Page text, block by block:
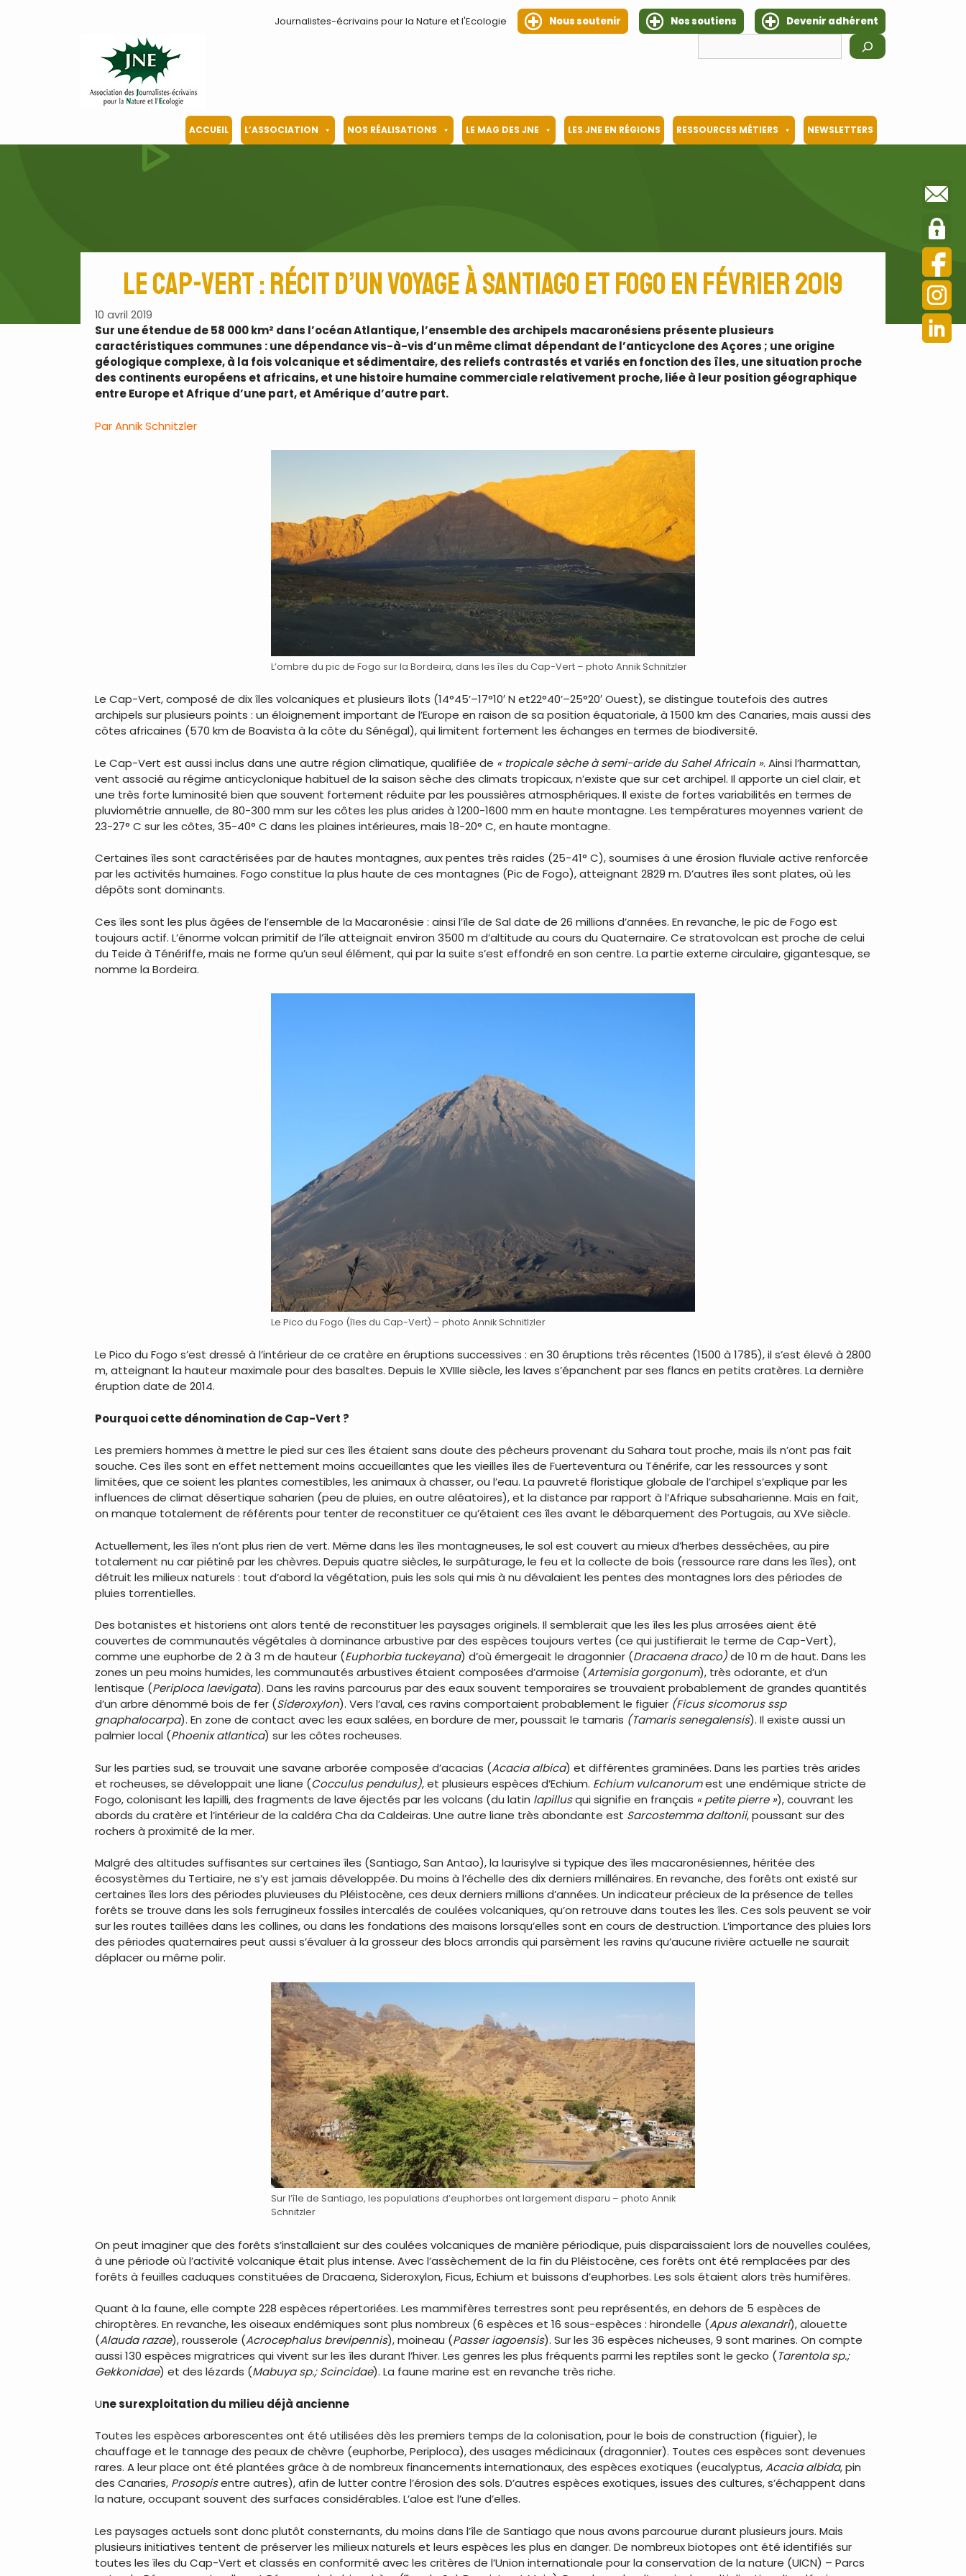
Journalistes-écrivains pour la Nature et l'Ecologie Nous soutenir Nos soutiens
Devenir adhérent
ACCUEIL L’ASSOCIATION NOS RÉALISATIONS LE MAG DES JNE LES JNE EN RÉGIONS RESSOURCES MÉTIERS NEWSLETTERS
Le Cap-Vert : récit d’un voyage à Santiago et Fogo en février 2019
10 avril 2019
Sur une étendue de 58 000 km² dans l’océan Atlantique, l’ensemble des archipels macaronésiens présente plusieurs
caractéristiques communes : une dépendance vis-à-vis d’un même climat dépendant de l’anticyclone des Açores ; une origine
géologique complexe, à la fois volcanique et sédimentaire, des reliefs contrastés et variés en fonction des îles, une situation proche
des continents européens et africains, et une histoire humaine commerciale relativement proche, liée à leur position géographique
entre Europe et Afrique d’une part, et Amérique d’autre part.
Par Annik Schnitzler
L’ombre du pic de Fogo sur la Bordeira, dans les îles du Cap-Vert – photo Annik Schnitzler
Le Cap-Vert, composé de dix îles volcaniques et plusieurs îlots (14°45’–17°10′ N et22°40’–25°20′ Ouest), se distingue toutefois des autres
archipels sur plusieurs points : un éloignement important de l’Europe en raison de sa position équatoriale, à 1500 km des Canaries, mais aussi des
côtes africaines (570 km de Boavista à la côte du Sénégal), qui limitent fortement les échanges en termes de biodiversité.
Le Cap-Vert est aussi inclus dans une autre région climatique, qualifiée de « tropicale sèche à semi-aride du Sahel Africain ». Ainsi l’harmattan,
vent associé au régime anticyclonique habituel de la saison sèche des climats tropicaux, n’existe que sur cet archipel. Il apporte un ciel clair, et
une très forte luminosité bien que souvent fortement réduite par les poussières atmosphériques. Il existe de fortes variabilités en termes de
pluviométrie annuelle, de 80-300 mm sur les côtes les plus arides à 1200-1600 mm en haute montagne. Les températures moyennes varient de
23-27° C sur les côtes, 35-40° C dans les plaines intérieures, mais 18-20° C, en haute montagne.
Certaines îles sont caractérisées par de hautes montagnes, aux pentes très raides (25-41° C), soumises à une érosion fluviale active renforcée
par les activités humaines. Fogo constitue la plus haute de ces montagnes (Pic de Fogo), atteignant 2829 m. D’autres îles sont plates, où les
dépôts sont dominants.
Ces îles sont les plus âgées de l’ensemble de la Macaronésie : ainsi l’île de Sal date de 26 millions d’années. En revanche, le pic de Fogo est
toujours actif. L’énorme volcan primitif de l’île atteignait environ 3500 m d’altitude au cours du Quaternaire. Ce stratovolcan est proche de celui
du Teide à Ténériffe, mais ne forme qu’un seul élément, qui par la suite s’est effondré en son centre. La partie externe circulaire, gigantesque, se
nomme la Bordeira.
Le Pico du Fogo (îles du Cap-Vert) – photo Annik Schnitlzler
Le Pico du Fogo s’est dressé à l’intérieur de ce cratère en éruptions successives : en 30 éruptions très récentes (1500 à 1785), il s’est élevé à 2800
m, atteignant la hauteur maximale pour des basaltes. Depuis le XVIIIe siècle, les laves s’épanchent par ses flancs en petits cratères. La dernière
éruption date de 2014.
Pourquoi cette dénomination de Cap-Vert ?
Les premiers hommes à mettre le pied sur ces îles étaient sans doute des pêcheurs provenant du Sahara tout proche, mais ils n’ont pas fait
souche. Ces îles sont en effet nettement moins accueillantes que les vieilles îles de Fuerteventura ou Ténérife, car les ressources y sont
limitées, que ce soient les plantes comestibles, les animaux à chasser, ou l’eau. La pauvreté floristique globale de l’archipel s’explique par les
influences de climat désertique saharien (peu de pluies, en outre aléatoires), et la distance par rapport à l’Afrique subsaharienne. Mais en fait,
on manque totalement de référents pour tenter de reconstituer ce qu’étaient ces îles avant le débarquement des Portugais, au XVe siècle.
Actuellement, les îles n’ont plus rien de vert. Même dans les îles montagneuses, le sol est couvert au mieux d’herbes desséchées, au pire
totalement nu car piétiné par les chèvres. Depuis quatre siècles, le surpâturage, le feu et la collecte de bois (ressource rare dans les îles), ont
détruit les milieux naturels : tout d’abord la végétation, puis les sols qui mis à nu dévalaient les pentes des montagnes lors des périodes de
pluies torrentielles.
Des botanistes et historiens ont alors tenté de reconstituer les paysages originels. Il semblerait que les îles les plus arrosées aient été
couvertes de communautés végétales à dominance arbustive par des espèces toujours vertes (ce qui justifierait le terme de Cap-Vert),
comme une euphorbe de 2 à 3 m de hauteur (Euphorbia tuckeyana) d’où émergeait le dragonnier (Dracaena draco)de 10 m de haut. Dans les
zones un peu moins humides, les communautés arbustives étaient composées d’armoise (Artemisia gorgonum), très odorante, et d’un
lentisque (Periploca laevigata). Dans les ravins parcourus par des eaux souvent temporaires se trouvaient probablement de grandes quantités
d’un arbre dénommé bois de fer (Sideroxylon). Vers l’aval, ces ravins comportaient probablement le figuier (Ficus sicomorus ssp
gnaphalocarpa). En zone de contact avec les eaux salées, en bordure de mer, poussait le tamaris (Tamaris senegalensis). Il existe aussi un
palmier local (Phoenix atlantica) sur les côtes rocheuses.
Sur les parties sud, se trouvait une savane arborée composée d’acacias (Acacia albica) et différentes graminées. Dans les parties très arides
et rocheuses, se développait une liane (Cocculus pendulus), et plusieurs espèces d’Echium. Echium vulcanorumest une endémique stricte de
Fogo, colonisant les lapilli, des fragments de lave éjectés par les volcans (du latin lapillusqui signifie en français « petite pierre »), couvrant les
abords du cratère et l’intérieur de la caldéra Cha da Caldeiras. Une autre liane très abondante est Sarcostemma daltonii, poussant sur des
rochers à proximité de la mer.
Malgré des altitudes suffisantes sur certaines îles (Santiago, San Antao), la laurisylve si typique des îles macaronésiennes, héritée des
écosystèmes du Tertiaire, ne s’y est jamais développée. Du moins à l’échelle des dix derniers millénaires. En revanche, des forêts ont existé sur
certaines îles lors des périodes pluvieuses du Pléistocène, ces deux derniers millions d’années. Un indicateur précieux de la présence de telles
forêts se trouve dans les sols ferrugineux fossiles intercalés de coulées volcaniques, qu’on retrouve dans toutes les îles. Ces sols peuvent se voir
sur les routes taillées dans les collines, ou dans les fondations des maisons lorsqu’elles sont en cours de destruction. L’importance des pluies lors
des périodes quaternaires peut aussi s’évaluer à la grosseur des blocs arrondis qui parsèment les ravins qu’aucune rivière actuelle ne saurait
déplacer ou même polir.
Sur l’île de Santiago, les populations d’euphorbes ont largement disparu – photo Annik
Schnitzler
On peut imaginer que des forêts s’installaient sur des coulées volcaniques de manière périodique, puis disparaissaient lors de nouvelles coulées,
à une période où l’activité volcanique était plus intense. Avec l’assèchement de la fin du Pléistocène, ces forêts ont été remplacées par des
forêts à feuilles caduques constituées de Dracaena, Sideroxylon, Ficus, Echium et buissons d’euphorbes. Les sols étaient alors très humifères.
Quant à la faune, elle compte 228 espèces répertoriées. Les mammifères terrestres sont peu représentés, en dehors de 5 espèces de
chiroptères. En revanche, les oiseaux endémiques sont plus nombreux (6 espèces et 16 sous-espèces : hirondelle (Apus alexandri), alouette
(Alauda razae), rousserole (Acrocephalus brevipennis), moineau (Passer iagoensis). Sur les 36 espèces nicheuses, 9 sont marines. On compte
aussi 130 espèces migratrices qui vivent sur les îles durant l’hiver. Les genres les plus fréquents parmi les reptiles sont le gecko (Tarentola sp.;
Gekkonidae) et des lézards (Mabuya sp.; Scincidae). La faune marine est en revanche très riche.
Une surexploitation du milieu déjà ancienne
Toutes les espèces arborescentes ont été utilisées dès les premiers temps de la colonisation, pour le bois de construction (figuier), le
chauffage et le tannage des peaux de chèvre (euphorbe, Periploca), des usages médicinaux (dragonnier). Toutes ces espèces sont devenues
rares. A leur place ont été plantées grâce à de nombreux financements internationaux, des espèces exotiques (eucalyptus,Acacia albida, pin
des Canaries, Prosopisentre autres), afin de lutter contre l’érosion des sols. D’autres espèces exotiques, issues des cultures, s’échappent dans
la nature, occupant souvent des surfaces considérables. L’aloe est l’une d’elles.
Les paysages actuels sont donc plutôt consternants, du moins dans l’île de Santiago que nous avons parcourue durant plusieurs jours. Mais
plusieurs initiatives tentent de préserver les milieux naturels et leurs espèces les plus en danger. De nombreux biotopes ont été identifiés sur
toutes les îles du Cap-Vert et classés en conformité avec les critères de l’Union internationale pour la conservation de la nature (UICN) – Parcs